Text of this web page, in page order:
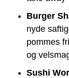
Burger
nyde
pommes
og
Sushi